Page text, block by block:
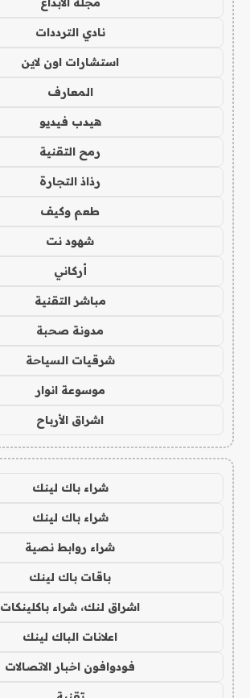
نادي الترددات
استشارات اون لاين
المعارف
هيدب فيديو
رمح التقنية
رذاذ التجارة
طعم وكيف
شهود نت
أركاني
مباشر التقنية
مدونة صحبة
شرقيات السياحة
موسوعة انوار
اشراق الأرباح
شراء باك لينك
شراء باك لينك
شراء روابط نصية
باقات باك لينك
اشراق لنك، شراء باكلينكات
اعلانات الباك لينك
فودوافون اخبار الاتصالات